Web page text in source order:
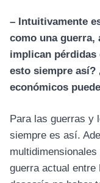
– Intuitivamente
como una guerra,
implican
esto siempre así?
económicos
Para las guerras y
siempre es así.
guerra actual entre